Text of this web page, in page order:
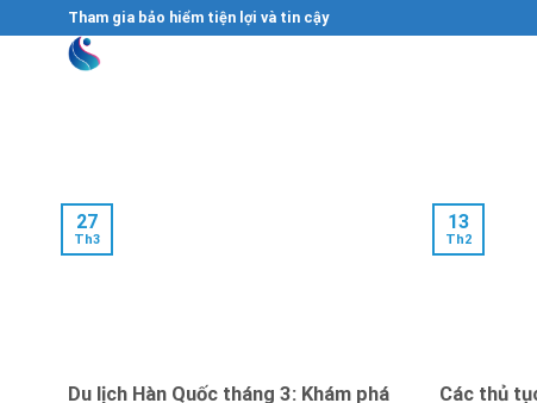
to
Tham gia bảo hiểm tiện lợi và tin cậy
Du lịch Hàn Quốc tháng 3: Khám phá
27
Th3
Các thủ
13
Th2